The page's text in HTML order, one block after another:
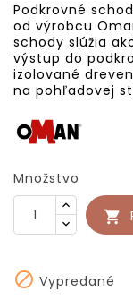
Podkrovné
od výrobcu
schody slúžia
výstup do
izolované
na pohľadovej
Množstvo

 Vypredané